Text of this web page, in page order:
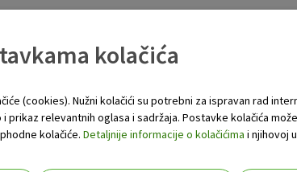
kolačića
(cookies). Nužni kolačići su potrebni za ispravan rad
relevantnih oglasa i sadržaja. Postavke kolačića
kolačiće. Detaljnije informacije o kolačićima i njihovoj